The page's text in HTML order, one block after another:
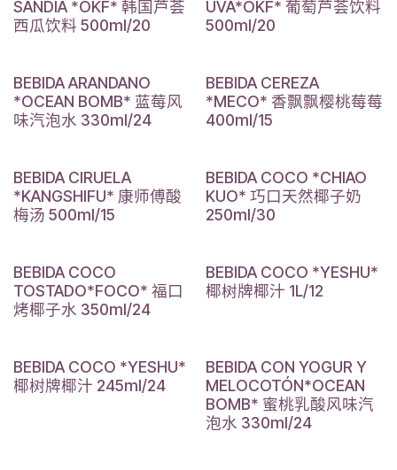
SANDIA *OKF* 韩国芦荟
西瓜饮料 500ml/20
UVA*OKF* 葡萄芦荟饮料
500ml/20
BEBIDA ARANDANO
*OCEAN BOMB* 蓝莓风
味汽泡水 330ml/24
BEBIDA CEREZA
*MECO* 香飘飘樱桃莓莓
400ml/15
BEBIDA CIRUELA
*KANGSHIFU* 康师傅酸
梅汤 500ml/15
BEBIDA COCO *CHIAO
KUO* 巧口天然椰子奶
250ml/30
BEBIDA COCO
TOSTADO*FOCO* 福口
烤椰子水 350ml/24
BEBIDA COCO *YESHU*
椰树牌椰汁 1L/12
BEBIDA COCO *YESHU*
椰树牌椰汁 245ml/24
BEBIDA CON YOGUR Y
MELOCOTÓN*OCEAN
BOMB* 蜜桃乳酸风味汽
泡水 330ml/24